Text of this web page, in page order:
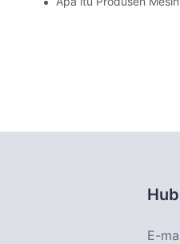
E-